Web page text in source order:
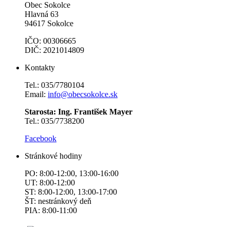
Obec Sokolce
Hlavná 63
94617 Sokolce
IČO: 00306665
DIČ: 2021014809
Kontakty
Tel.: 035/7780104
Email: info@obecsokolce.sk
Starosta: Ing. František Mayer
Tel.: 035/7738200
Facebook
Stránkové hodiny
PO: 8:00-12:00, 13:00-16:00
UT: 8:00-12:00
ST: 8:00-12:00, 13:00-17:00
ŠT: nestránkový deň
PIA: 8:00-11:00